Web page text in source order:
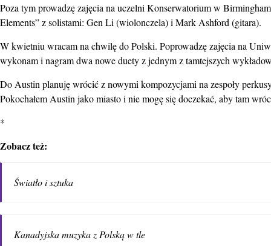
Poza tym prowadzę zajęcia na uczelni Konserwatorium w
Elements” z solistami: Gen Li (wiolonczela) i Mark Ashford (gitara).
W kwietniu wracam na chwilę do Polski. Poprowadzę zajęcia na
wykonam i nagram dwa nowe duety z jednym z tamtejszych
Do Austin planuję wrócić z nowymi kompozycjami na zespoły
Pokochałem Austin jako miasto i nie mogę się doczekać, aby tam
*
Zobacz też:
Światło i sztuka
Kanadyjska muzyka z Polską w tle